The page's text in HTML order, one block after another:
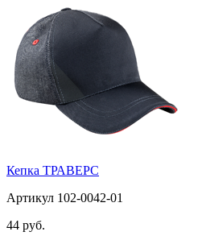
Кепка ТРАВЕРС
Артикул 102-0042-01
44 руб.